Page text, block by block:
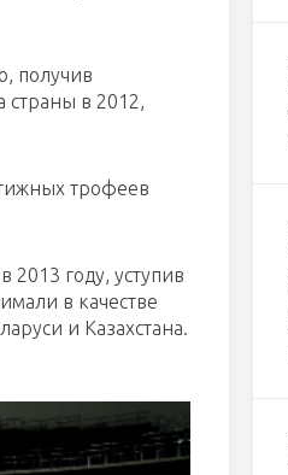
получив
страны в 2012,
трофеев
году, уступив
в качестве
и Казахстана.